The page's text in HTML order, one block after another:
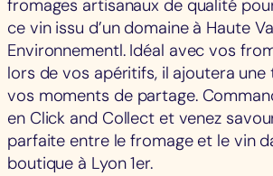
fromages artisanaux de qualité
ce vin issu d’un domaine à Haute
Environnementl. Idéal avec vos
lors de vos apéritifs, il ajoutera une
vos moments de partage.
en Click and Collect et venez
parfaite entre le fromage et le vin
boutique à Lyon 1er.